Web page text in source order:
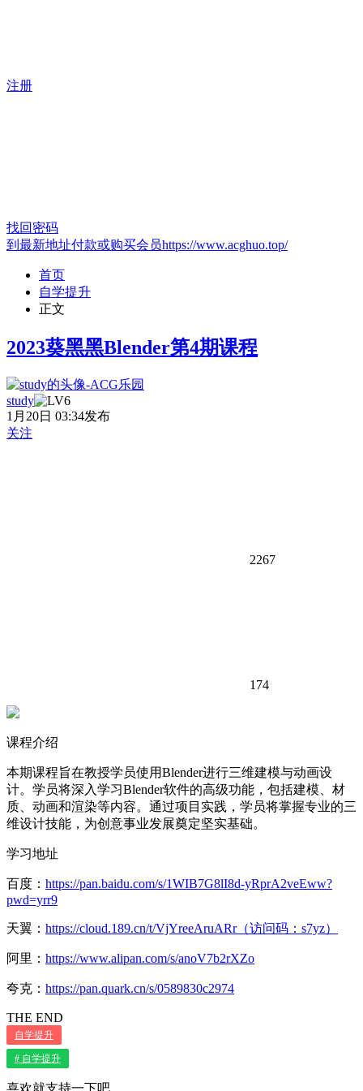
注册
找回密码
到最新地址付款或购买会员https://www.acghuo.top/
首页
自学提升
正文
2023葵黑黑Blender第4期课程
study
1月20日 03:34发布
关注
2267
174
课程介绍
本期课程旨在教授学员使用Blender进行三维建模与动画设
计。学员将深入学习Blender软件的高级功能，包括建模、材
质、动画和渲染等内容。通过项目实践，学员将掌握专业的三
维设计技能，为创意事业发展奠定坚实基础。
学习地址
百度： https://pan.baidu.com/s/1WIB7G8lI8d-yRprA2veEww?
pwd=yrr9
天翼： https://cloud.189.cn/t/VjYreeAruARr（访问码：s7yz）
阿里： https://www.alipan.com/s/anoV7b2rXZo
夸克： https://pan.quark.cn/s/0589830c2974
THE END
自学提升
# 自学提升
喜欢就支持一下吧